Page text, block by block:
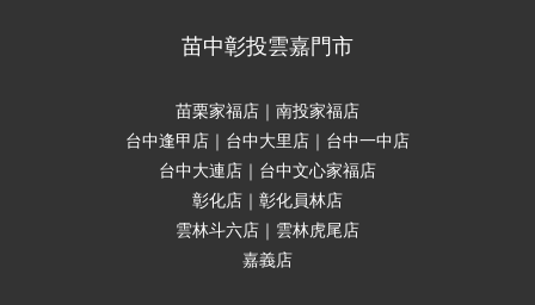
苗中彰投雲嘉門市
苗栗家福店｜南投家福店
台中逢甲店｜台中大里店｜台中一中店
台中大連店｜台中文心家福店
彰化店｜彰化員林店
雲林斗六店｜雲林虎尾店
嘉義店